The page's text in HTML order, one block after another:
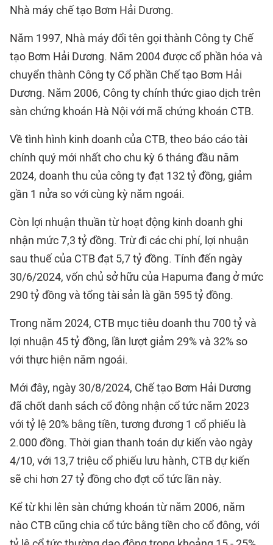
Nhà máy chế tạo Bơm Hải Dương.
Năm 1997, Nhà máy đổi tên gọi thành Công ty Chế
tạo Bơm Hải Dương. Năm 2004 được cổ phần hóa và
chuyển thành Công ty Cổ phần Chế tạo Bơm Hải
Dương. Năm 2006, Công ty chính thức giao dịch trên
sàn chứng khoán Hà Nội với mã chứng khoán CTB.
Về tình hình kinh doanh của CTB, theo báo cáo tài
chính quý mới nhất cho chu kỳ 6 tháng đầu năm
2024, doanh thu của công ty đạt 132 tỷ đồng, giảm
gần 1 nửa so với cùng kỳ năm ngoái.
Còn lợi nhuận thuần từ hoạt động kinh doanh ghi
nhận mức 7,3 tỷ đồng. Trừ đi các chi phí, lợi nhuận
sau thuế của CTB đạt 5,7 tỷ đồng. Tính đến ngày
30/6/2024, vốn chủ sở hữu của Hapuma đang ở mức
290 tỷ đồng và tổng tài sản là gần 595 tỷ đồng.
Trong năm 2024, CTB mục tiêu doanh thu 700 tỷ và
lợi nhuận 45 tỷ đồng, lần lượt giảm 29% và 32% so
với thực hiện năm ngoái.
Mới đây, ngày 30/8/2024, Chế tạo Bơm Hải Dương
đã chốt danh sách cổ đông nhận cổ tức năm 2023
với tỷ lệ 20% bằng tiền, tương đương 1 cổ phiếu là
2.000 đồng. Thời gian thanh toán dự kiến vào ngày
4/10, với 13,7 triệu cổ phiếu lưu hành, CTB dự kiến
sẽ chi hơn 27 tỷ đồng cho đợt cổ tức lần này.
Kể từ khi lên sàn chứng khoán từ năm 2006, năm
nào CTB cũng chia cổ tức bằng tiền cho cổ đông, với